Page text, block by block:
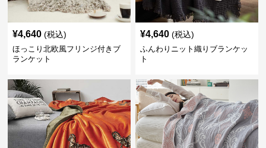
¥4,640 (税込)
ほっこり北欧風フリンジ付きブ
ランケット
¥4,640 (税込)
ふんわりニット織りブランケッ
ト